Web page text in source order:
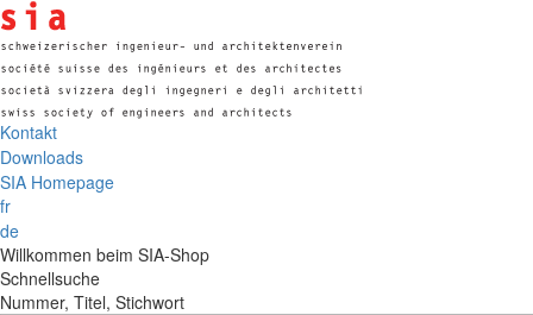
Kontakt
Downloads
SIA Homepage
fr
de
Willkommen beim SIA-Shop
Schnellsuche
Nummer, Titel, Stichwort